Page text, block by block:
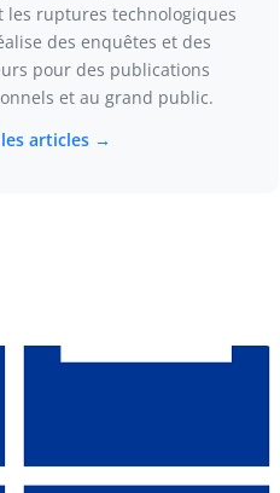
les ruptures technologiques
des enquêtes et des
pour des publications
et au grand public.
articles →